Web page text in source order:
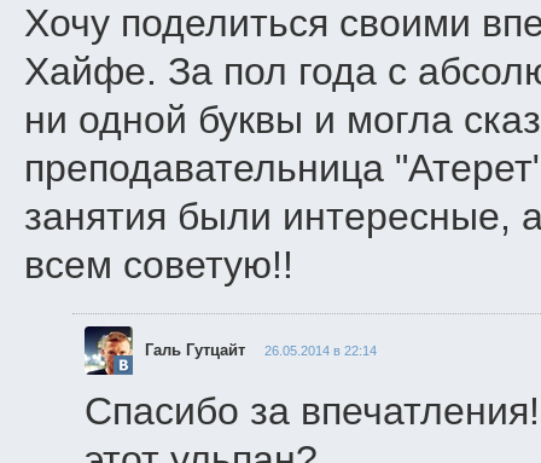
Хочу поделиться своими
Хайфе. За пол года с
ни одной буквы и могла
преподавательница
занятия были интересные,
всем советую!!
Галь Гутцайт 26.05.2014 в 22:14
Спасибо за